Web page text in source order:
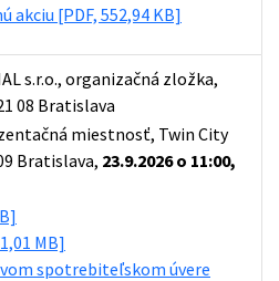
akciu [PDF, 552,94 KB]
s.r.o., organizačná zložka,
08 Bratislava
miestnosť, Twin City
Bratislava, 23.9.2026 o 11:00,
MB]
spotrebiteľskom úvere